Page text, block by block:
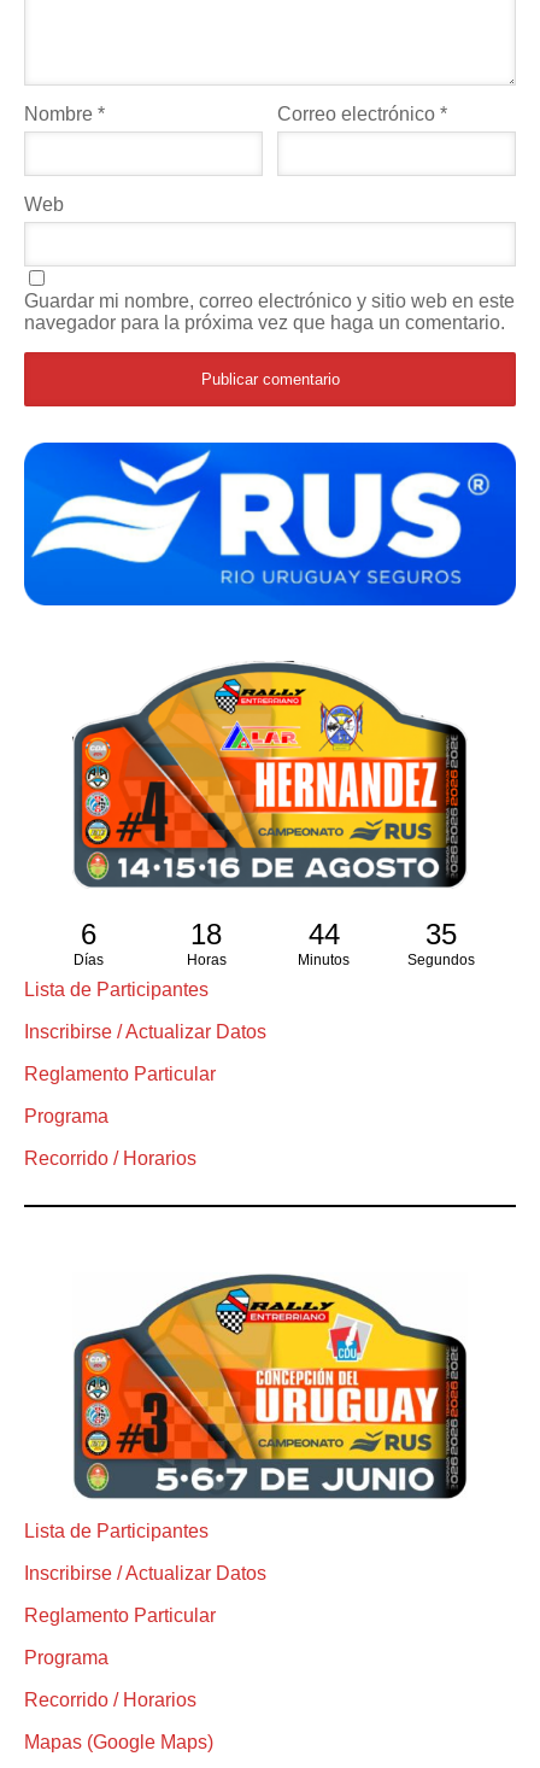
Nombre * Correo electrónico*
Web
Guardar mi nombre, correo electrónico y sitio web en este
navegador para la próxima vez que haga un comentario.
6
Días
18
Horas
44
Minutos
34
Segundos
Lista de Participantes
Inscribirse / Actualizar Datos
Reglamento Particular
Programa
Recorrido / Horarios
Lista de Participantes
Inscribirse / Actualizar Datos
Reglamento Particular
Programa
Recorrido / Horarios
Mapas (Google Maps)